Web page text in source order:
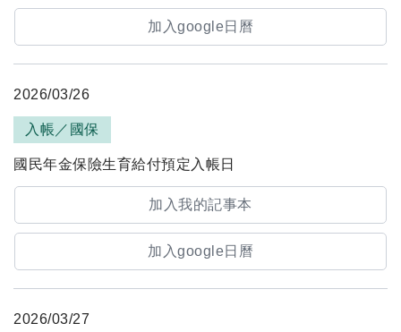
加入google日曆
2026/03/26
入帳／國保
國民年金保險生育給付預定入帳日
加入我的記事本
加入google日曆
2026/03/27